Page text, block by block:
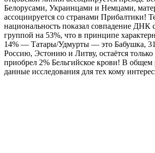
Белорусами, Украинцами и Немцами,
ассоциируется со странами Прибалтики!
национальность показал совпадение ДНК
группой на 53%, что в принципе
14% — Татары/Удмурты — это Бабушка,
Россию, Эстонию и Литву, остаётся только
приобрел 2% Бельгийское крови! В
данные исследования для тех кому